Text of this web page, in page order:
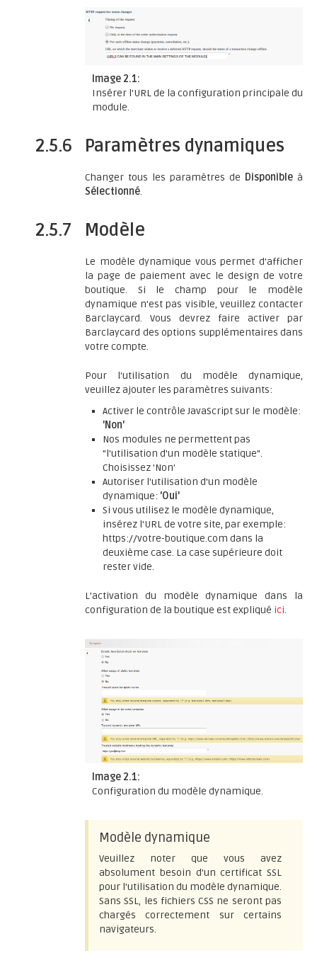
Image 2.1:
Insérer l'URL de la configuration principale du
module.
2.5.6 Paramètres dynamiques
Changer tous les paramètres de Disponible à
Sélectionné.
2.5.7 Modèle
Le modèle dynamique vous permet d'afficher
la page de paiement avec le design de votre
boutique. Si le champ pour le modèle
dynamique n'est pas visible, veuillez contacter
Barclaycard. Vous devrez faire activer par
Barclaycard des options supplémentaires dans
votre compte.
Pour l'utilisation du modèle dynamique,
veuillez ajouter les paramètres suivants:
Activer le contrôle JavaScript sur le modèle:
'Non'
Nos modules ne permettent pas
"l'utilisation d'un modèle statique".
Choisissez 'Non'
Autoriser l'utilisation d'un modèle
dynamique: 'Oui'
Si vous utilisez le modèle dynamique,
insérez l'URL de votre site, par exemple:
https://votre-boutique.com dans la
deuxième case. La case supérieure doit
rester vide.
L'activation du modèle dynamique dans la
configuration de la boutique est expliqué ici.
Image 2.1:
Configuration du modèle dynamique.
Modèle dynamique
Veuillez noter que vous avez
absolument besoin d'un certificat SSL
pour l'utilisation du modèle dynamique.
Sans SSL, les fichiers CSS ne seront pas
chargés correctement sur certains
navigateurs.